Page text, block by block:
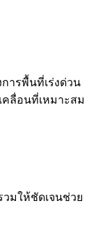
ารพื้นที่เร่งด่วน
คลื่อนที่เหมาะสม
มให้ชัดเจนช่วย